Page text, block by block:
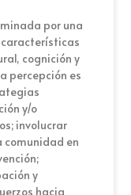
por una
cognición y
percepción es
y/o
involucrar
comunidad en
y
hacia